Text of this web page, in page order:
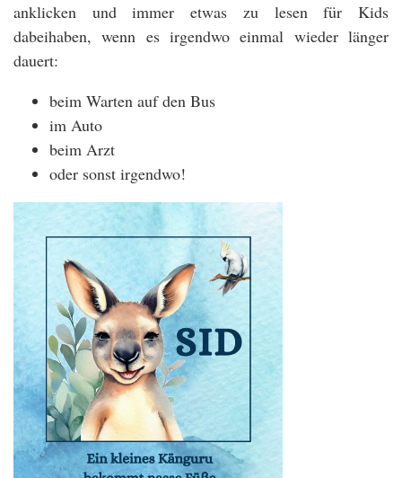
anklicken und immer etwas zu lesen für Kids
dabeihaben, wenn es irgendwo einmal wieder länger
dauert:
beim Warten auf den Bus
im Auto
beim Arzt
oder sonst irgendwo!